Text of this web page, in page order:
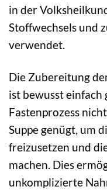
in der
Stoffwechsels und
verwendet.
Die Zubereitung
ist bewusst einfach
Fastenprozess
Suppe genügt, um
freizusetzen und
machen. Dies
unkomplizierte